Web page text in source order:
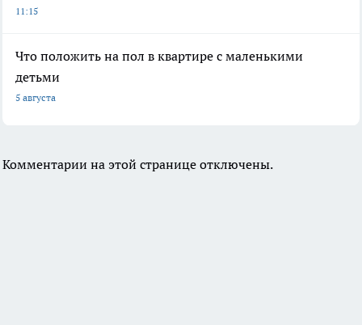
11:15
Что положить на пол в квартире с маленькими
детьми
5 августа
Комментарии на этой странице отключены.